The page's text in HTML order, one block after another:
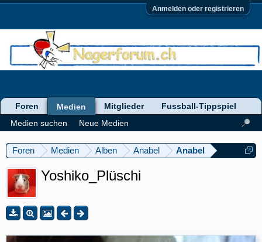
Anmelden oder registrieren
Foren Medien Alben Anabel Anabel
Yoshiko_Plüschi
Foren
Medien
Medien suchen
Neue Medien
Mitglieder Fussball-Tippspiel